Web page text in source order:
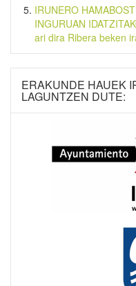
IRUNERO
INGURUAN
ari dira Ribera beken
ERAKUNDE HAUEK
LAGUNTZEN DUTE: